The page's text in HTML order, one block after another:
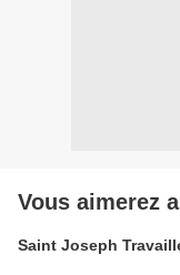
Vous aimerez
Saint Joseph